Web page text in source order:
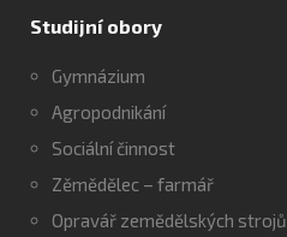
Studijní obory
Gymnázium
Agropodnikání
Sociální činnost
Zěmědělec – farmář
Opravář zemědělských strojů